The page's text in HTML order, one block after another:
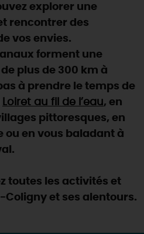
L'AGENDAexplorer une
rencontrer des
vos envies.
forment une
plus de 300 km à
à prendre le temps de
Loiret au fil de l’eau, en
pittoresques, en
ou en vous baladant à
toutes les activités et
Coligny et ses alentours.